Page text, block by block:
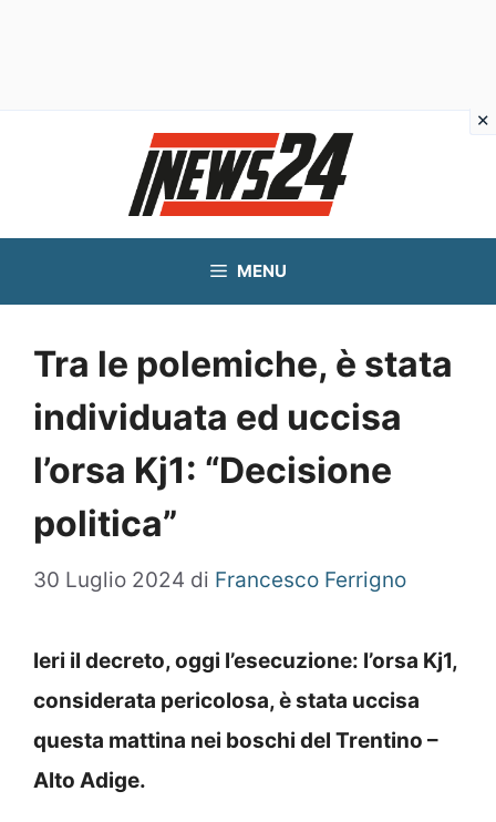
MENU
Tra le polemiche, è stata
individuata ed uccisa
l’orsa Kj1: “Decisione
politica”
30 Luglio 2024 di Francesco Ferrigno
Ieri il decreto, oggi l’esecuzione: l’orsa Kj1,
considerata pericolosa, è stata uccisa
questa mattina nei boschi del Trentino –
Alto Adige.